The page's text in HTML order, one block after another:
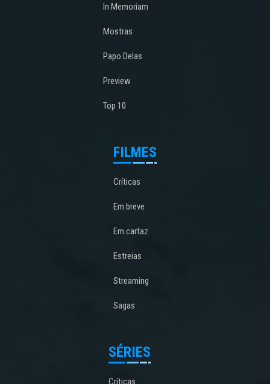
In Memoriam
Mostras
Papo Delas
Preview
Top 10
FILMES
Críticas
Em breve
Em cartaz
Estreias
Streaming
Sagas
SÉRIES
Críticas